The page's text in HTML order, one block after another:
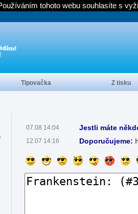
07.08 14:04 Jestli máte
12.07 14:16 Doporučujeme:
Tipovačka Z tisku
tohoto webu souhlasíte s